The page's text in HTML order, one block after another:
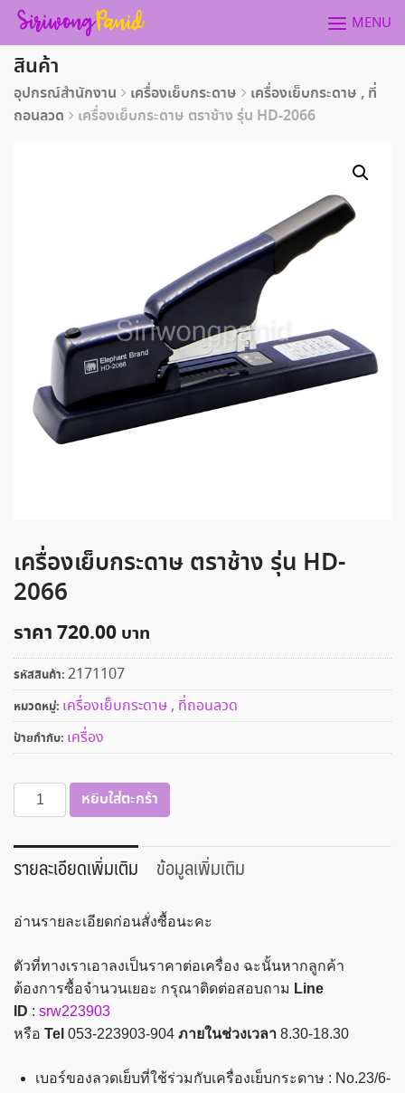
Skip
content
MENU
สินค้า
อุปกรณ์สำนักงาน เครื่องเย็บกระดาษ
เครื่องเย็บกระดาษ , ที่
ถอนลวด
เครื่องเย็บกระดาษ ตราช้าง รุ่น HD-2066
เครื่องเย็บกระดาษ ตราช้าง รุ่น HD-
2066
ราคา720.00
รหัสสินค้า: 2171107
หมวดหมู่: เครื่องเย็บกระดาษ , ที่ถอนลวด
ป้ายกำกับ: เครื่อง
จำนวน
เครื่อง
กระดาษ
ตรา
รุ่น
2066
ชิ้น
หยิบใส่ตะกร้า
รายละเอียดเพิ่มเติม ข้อมูลเพิ่มเติม
อ่านรายละเอียดก่อนสั่งซื้อนะคะ
ตัวที่ทางเราเอาลงเป็นราคาต่อเครื่อง ฉะนั้นหากลูกค้า
ต้องการซื้อจำนวนเยอะ กรุณาติดต่อสอบถาม Line
ID : srw223903
หรือ Tel 053-223903-904 ภายในช่วงเวลา 8.30-18.30
เบอร์ของลวดเย็บที่ใช้ร่วมกับเครื่องเย็บกระดาษ : No.23/6-